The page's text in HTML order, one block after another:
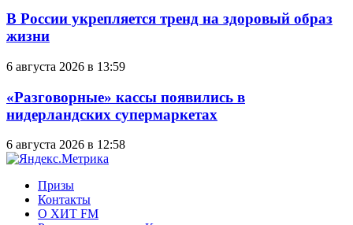
В России укрепляется тренд на здоровый образ
жизни
6 августа 2026 в 13:59
«Разговорные» кассы появились в
нидерландских супермаркетах
6 августа 2026 в 12:58
Призы
Контакты
О ХИТ FM